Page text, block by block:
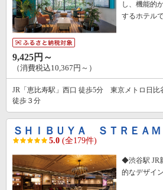
し、機能的
するホテルで
9,425円～
（消費税込10,367円～）
JR「恵比寿駅」西口 徒歩5分 東京メトロ日比
徒歩３分
ＳＨＩＢＵＹＡ ＳＴＲＥＡ
5.0 (全179件)
◆渋谷駅 JR
的なデザイ